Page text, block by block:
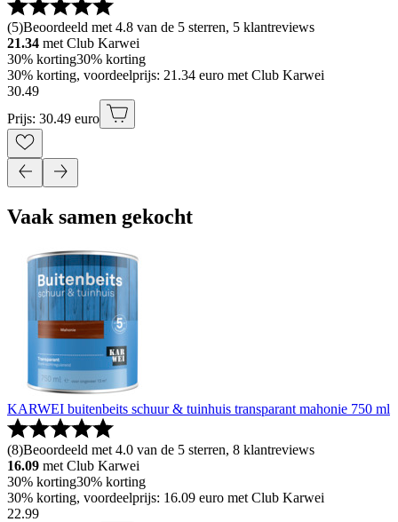
(5)Beoordeeld met 4.8 van de 5 sterren, 5 klantreviews
21.34 met Club Karwei
30% korting30% korting
30% korting, voordeelprijs: 21.34 euro met Club Karwei
30.49
Prijs: 30.49 euro
Vaak samen gekocht
KARWEI buitenbeits schuur & tuinhuis transparant mahonie 750 ml
(8)Beoordeeld met 4.0 van de 5 sterren, 8 klantreviews
16.09 met Club Karwei
30% korting30% korting
30% korting, voordeelprijs: 16.09 euro met Club Karwei
22.99